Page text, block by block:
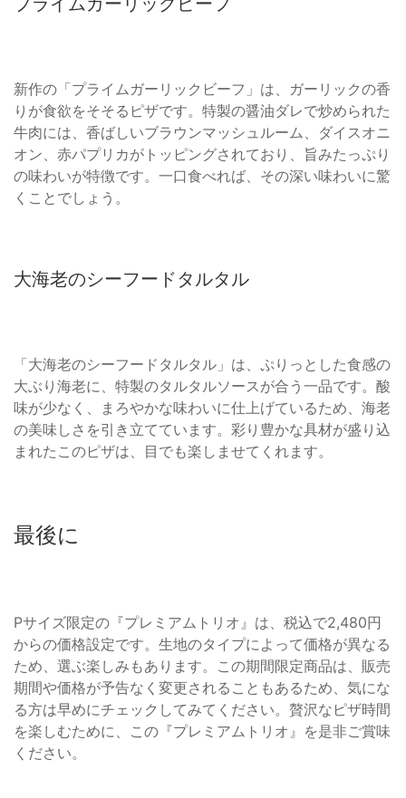
新作の「プライムガーリックビーフ」は、ガーリックの香
りが食欲をそそるピザです。特製の醤油ダレで炒められた
牛肉には、香ばしいブラウンマッシュルーム、ダイスオニ
オン、赤パプリカがトッピングされており、旨みたっぷり
の味わいが特徴です。一口食べれば、その深い味わいに驚
くことでしょう。
大海老のシーフードタルタル
「大海老のシーフードタルタル」は、ぷりっとした食感の
大ぶり海老に、特製のタルタルソースが合う一品です。酸
味が少なく、まろやかな味わいに仕上げているため、海老
の美味しさを引き立てています。彩り豊かな具材が盛り込
まれたこのピザは、目でも楽しませてくれます。
最後に
Pサイズ限定の『プレミアムトリオ』は、税込で2,480円
からの価格設定です。生地のタイプによって価格が異なる
ため、選ぶ楽しみもあります。この期間限定商品は、販売
期間や価格が予告なく変更されることもあるため、気にな
る方は早めにチェックしてみてください。贅沢なピザ時間
を楽しむために、この『プレミアムトリオ』を是非ご賞味
ください。